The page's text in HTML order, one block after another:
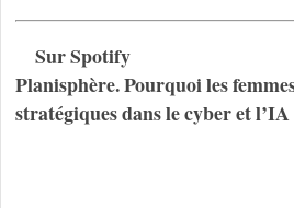
Sur Spotify
Planisphère. Pourquoi les
stratégiques dans le cyber et